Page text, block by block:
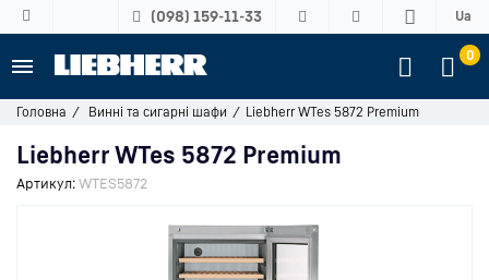
(098) 159-11-33 Ua
0
Головна Винні та сигарні шафи Liebherr WTes 5872 Premium
Liebherr WTes 5872 Premium
Артикул:WTES5872